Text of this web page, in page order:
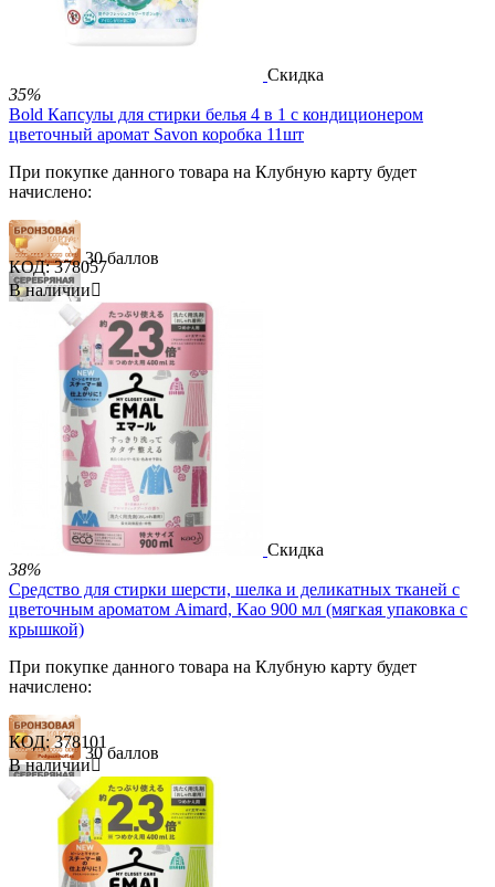
Скидка
35%
Bold Капсулы для стирки белья 4 в 1 с кондиционером
цветочный аромат Savon коробка 11шт
При покупке данного товара на Клубную карту будет
начислено:
30 баллов
89 баллов
148 баллов
Р 580.00 Р
В корзину
КОД: 378057
В наличии
Скидка
38%
Средство для стирки шерсти, шелка и деликатных тканей с
цветочным ароматом Aimard, Kao 900 мл (мягкая упаковка с
крышкой)
При покупке данного товара на Клубную карту будет
начислено:
30 баллов
89 баллов
148 баллов
1 600.00 Р 990.00 Р
КОД: 378101
В наличии